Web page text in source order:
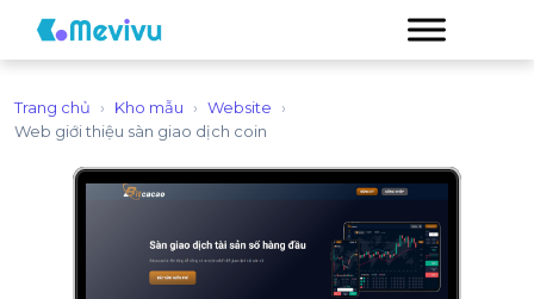
Trang chủ › Kho mẫu › Website
›
Web giới thiệu sàn giao dịch coin